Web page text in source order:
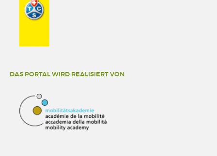
DAS PORTAL WIRD REALISIERT VON